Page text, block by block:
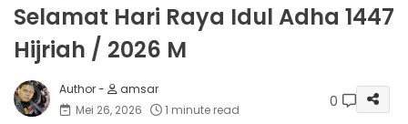
Selamat Hari Raya Idul Adha 1447
Hijriah / 2026 M
amsar
Mei 26, 2026
1 minute read 0